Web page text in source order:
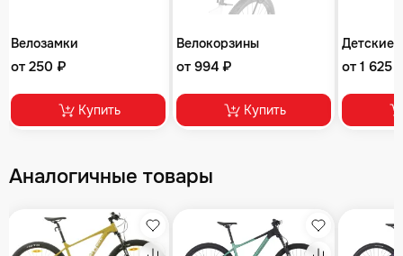
Велозамки
от 250 ₽
Купить
Велокорзины
от 994 ₽
Купить
Детские
от 1 625
Аналогичные товары
Избранное
Избранное